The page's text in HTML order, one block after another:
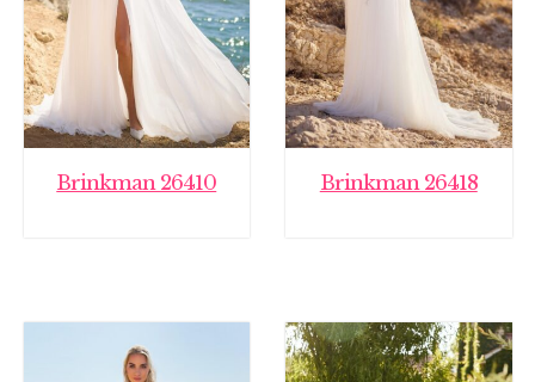
Brinkman 26410 Brinkman 26418